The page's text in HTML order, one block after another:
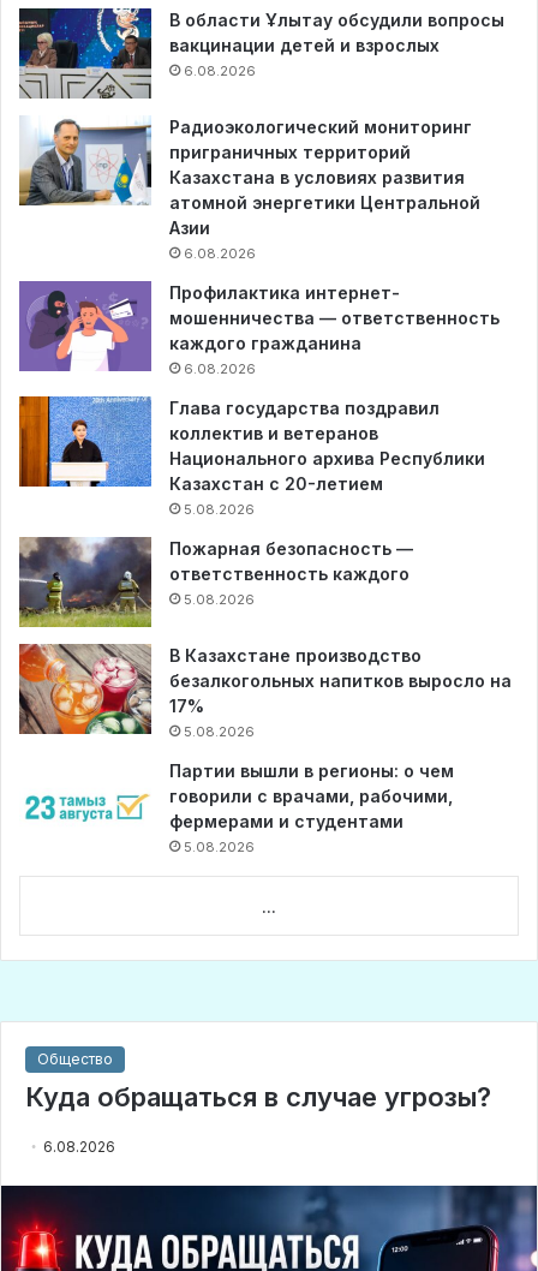
В области Ұлытау обсудили вопросы
вакцинации детей и взрослых
6.08.2026
Радиоэкологический мониторинг
приграничных территорий
Казахстана в условиях развития
атомной энергетики Центральной
Азии
6.08.2026
Профилактика интернет-
мошенничества — ответственность
каждого гражданина
6.08.2026
Глава государства поздравил
коллектив и ветеранов
Национального архива Республики
Казахстан с 20-летием
5.08.2026
Пожарная безопасность —
ответственность каждого
5.08.2026
В Казахстане производство
безалкогольных напитков выросло на
17%
5.08.2026
Партии вышли в регионы: о чем
говорили с врачами, рабочими,
фермерами и студентами
5.08.2026
...